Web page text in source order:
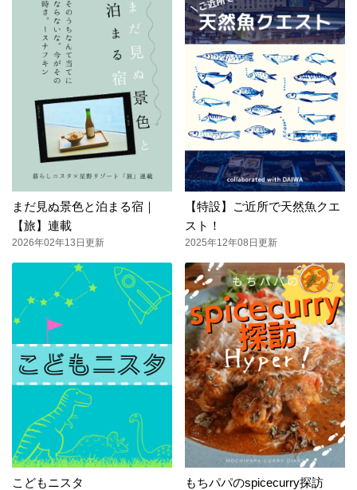
まだ見ぬ景色と泊まる宿｜
【旅】連載
2026年02年13日更新
【特設】ご近所で天然魚クエ
スト！
2025年12年08日更新
こどもニスタ
もちパパのspicecurry探訪